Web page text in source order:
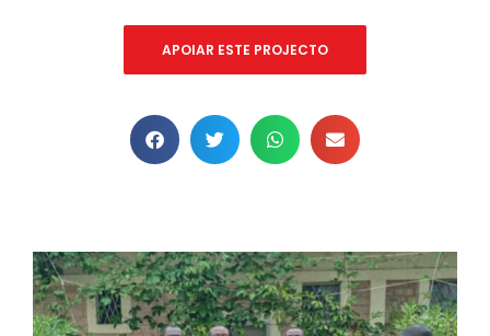
APOIAR ESTE PROJECTO